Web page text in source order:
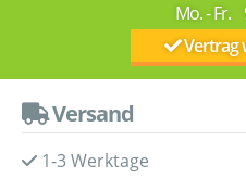
Mo. - Fr.
Vertrag
Versand
1-3 Werktage